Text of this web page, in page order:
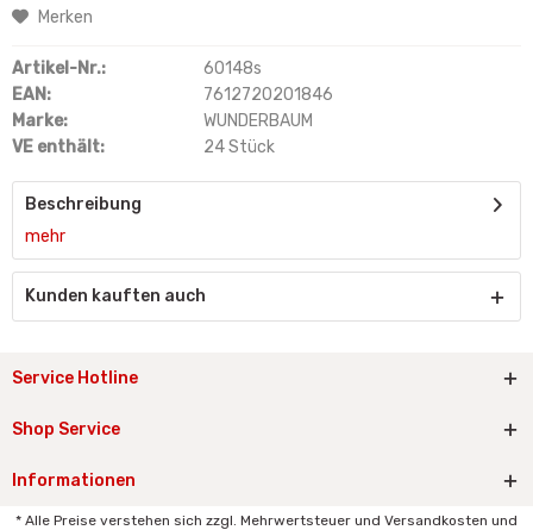
Merken
Artikel-Nr.:
60148s
EAN:
7612720201846
Marke:
WUNDERBAUM
VE enthält:
24 Stück
Beschreibung
mehr
Kunden kauften auch
Service Hotline
Shop Service
Informationen
* Alle Preise verstehen sich zzgl. Mehrwertsteuer und Versandkosten und